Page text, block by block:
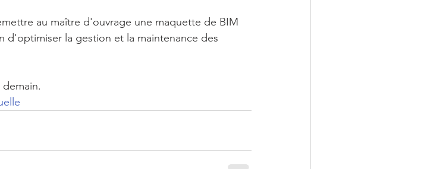
au maître d'ouvrage une maquette de BIM
d'optimiser la gestion et la maintenance des